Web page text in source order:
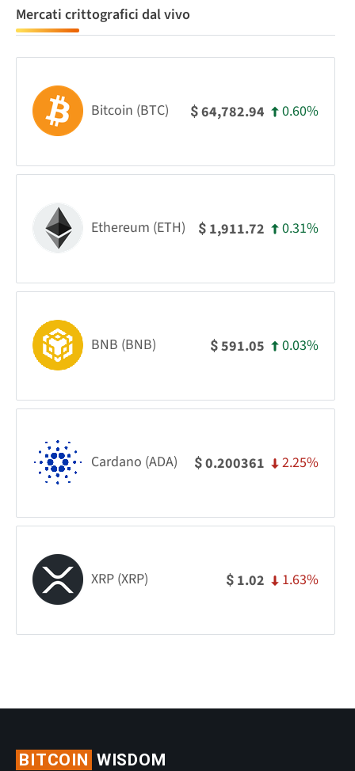
Mercati crittografici dal vivo
Bitcoin (BTC) $64,782.94 0.60%
Ethereum (ETH) $ 1,911.72 0.31%
BNB (BNB) $591.05 0.03%
Cardano (ADA) $0.200361 2.25%
XRP (XRP) $ 1.02 1.63%
BITCOIN WISDOM